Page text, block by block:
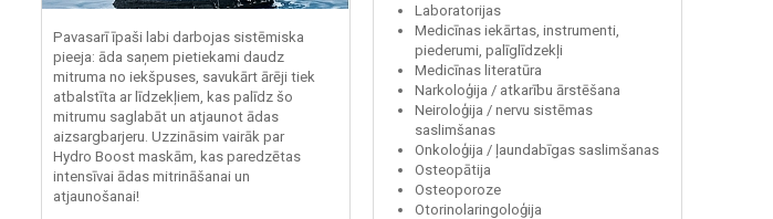
Pavasarī īpaši labi darbojas sistēmiska
pieeja: āda saņem pietiekami daudz
mitruma no iekšpuses, savukārt ārēji tiek
atbalstīta ar līdzekļiem, kas palīdz šo
mitrumu saglabāt un atjaunot ādas
aizsargbarjeru. Uzzināsim vairāk par
Hydro Boost maskām, kas paredzētas
intensīvai ādas mitrināšanai un
atjaunošanai!
Laboratorijas
Medicīnas iekārtas, instrumenti,
piederumi, palīglīdzekļi
Medicīnas literatūra
Narkoloģija / atkarību ārstēšana
Neiroloģija / nervu sistēmas
saslimšanas
Onkoloģija / ļaundabīgas saslimšanas
Osteopātija
Osteoporoze
Otorinolaringoloģija